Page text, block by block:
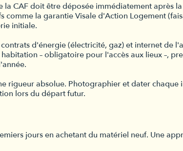
la CAF doit être déposée immédiatement après
la garantie Visale d'Action Logement
initiale.
d'énergie (électricité, gaz) et internet de
– obligatoire pour l'accès aux lieux –,
rigueur absolue. Photographier et dater
lors du départ futur.
jours en achetant du matériel neuf. Une